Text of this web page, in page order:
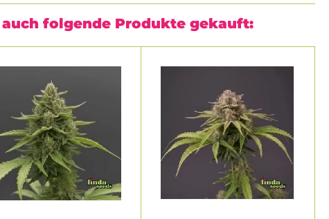
folgende Produkte gekauft: